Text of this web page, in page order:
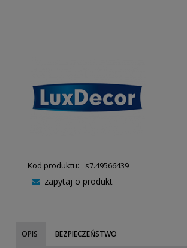
Kod produktu: s7.49566439
zapytaj o produkt
OPIS BEZPIECZEŃSTWO